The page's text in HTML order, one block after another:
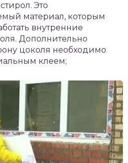
Это
материал, которым
внутренние
Дополнительно
цоколя необходимо
клеем;